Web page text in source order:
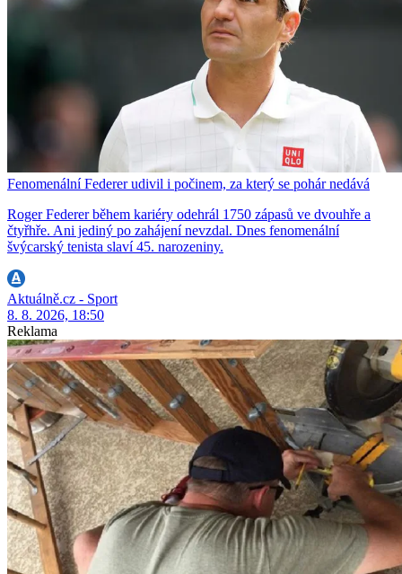
Fenomenální Federer udivil i počinem, za který se pohár nedává
Roger Federer během kariéry odehrál 1750 zápasů ve dvouhře a
čtyřhře. Ani jediný po zahájení nevzdal. Dnes fenomenální
švýcarský tenista slaví 45. narozeniny.
Aktuálně.cz - Sport
8. 8. 2026, 18:50
Reklama